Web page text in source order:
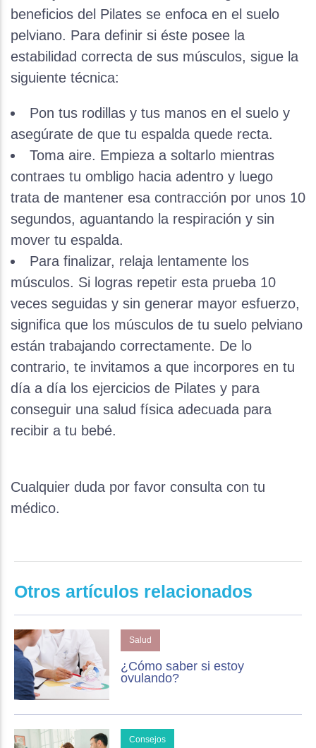
beneficios del Pilates se enfoca en el suelo
pelviano. Para definir si éste posee la
estabilidad correcta de sus músculos, sigue la
siguiente técnica:
Pon tus rodillas y tus manos en el suelo y
asegúrate de que tu espalda quede recta.
Toma aire. Empieza a soltarlo mientras
contraes tu ombligo hacia adentro y luego
trata de mantener esa contracción por unos 10
segundos, aguantando la respiración y sin
mover tu espalda.
Para finalizar, relaja lentamente los
músculos. Si logras repetir esta prueba 10
veces seguidas y sin generar mayor esfuerzo,
significa que los músculos de tu suelo pelviano
están trabajando correctamente. De lo
contrario, te invitamos a que incorpores en tu
día a día los ejercicios de Pilates y para
conseguir una salud física adecuada para
recibir a tu bebé.
Cualquier duda por favor consulta con tu
médico.
Otros artículos relacionados
Salud
¿Cómo saber si estoy
ovulando?
Consejos